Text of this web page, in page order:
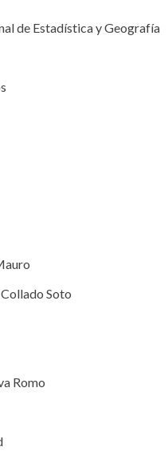
de Estadística y Geografía
Soto
Romo